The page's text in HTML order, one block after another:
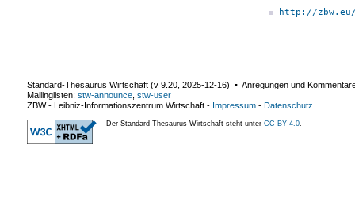
http://
Standard-Thesaurus Wirtschaft (v 9.20 2025-12-16) ▪ Anregungen und
Mailinglisten: stw-announce stw-user
ZBW - Leibniz-Informationszentrum Wirtschaft - Impressum - Datenschutz
Der Standard-Thesaurus Wirtschaft steht unter CC BY 4.0